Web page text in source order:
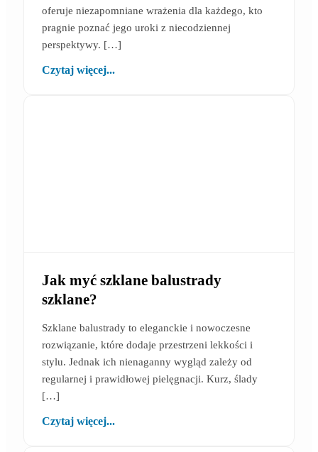
oferuje niezapomniane wrażenia dla każdego, kto
pragnie poznać jego uroki z niecodziennej
perspektywy. […]
Czytaj więcej...
Jak myć szklane balustrady
szklane?
Szklane balustrady to eleganckie i nowoczesne
rozwiązanie, które dodaje przestrzeni lekkości i
stylu. Jednak ich nienaganny wygląd zależy od
regularnej i prawidłowej pielęgnacji. Kurz, ślady
[…]
Czytaj więcej...